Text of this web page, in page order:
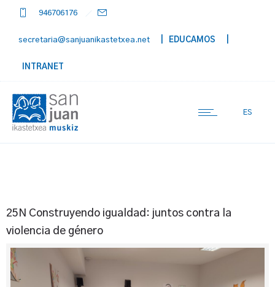
946706176
secretaria@sanjuanikastetxea.net | EDUCAMOS
INTRANET
ES
25N Construyendo igualdad: juntos contra la
violencia de género